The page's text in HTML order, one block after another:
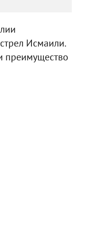
Исмаили.
преимущество